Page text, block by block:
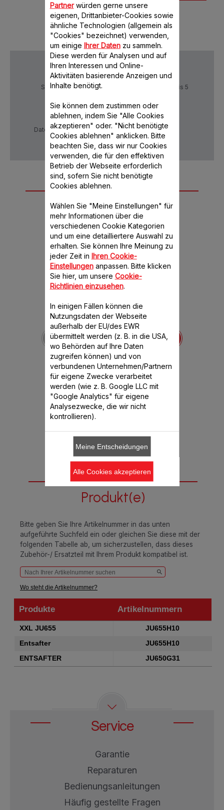
Sichere Zahlung
Lieferzeiten: 4 bis 5
Datenschutzrichtlinie AGB
Weiteres
empfohlenes
Zubehör
Fuß x4 SS-192620
Leiser und vibrationsfreier
Betrieb Ihrer Geräte!
Verfügbare Menge.
€ 3,99
In den Warenkorb legen
Passend für 3
Produkt(e)
Bitte geben Sie Ihre Artikelnummer in das unten
aufgeführte Suchfeld ein oder gleichen Sie diese mit der
folgenden Tabelle ab, um sicherzustellen, dass dieses
Zubehör-/ Ersatzteil mit Ihrem Produkt kompatibel ist.
Wo steht die Artikelnummer?
Produkte
Artikelnummern
Produkte
Artikelnummern
XXL JU655
JU655H10
Entsafter
JU655H10
ENTSAFTER
JU650G31
Service
Garantie
Reparaturen
Bedienungsanleitungen
Häufig gestellte Fragen
Partnerwürden gerne unsere
eigenen, Drittanbieter-Cookies sowie
ähnliche Technologien (allgemein als
"Cookies" bezeichnet) verwenden,
um einige Ihrer Datenzu sammeln.
Diese werden für Analysen und auf
Ihren Interessen und Online-
Aktivitäten basierende Anzeigen und
Inhalte benötigt.
Sie können dem zustimmen oder
ablehnen, indem Sie "Alle Cookies
akzeptieren" oder. "Nicht benötigte
Cookies ablehnen" anklicken. Bitte
beachten Sie, dass wir nur Cookies
verwenden, die für den effektiven
Betrieb der Webseite erforderlich
sind, sofern Sie nicht benötigte
Cookies ablehnen.
Wählen Sie "Meine Einstellungen" für
mehr Informationen über die
verschiedenen Cookie Kategorien
und um eine detailliertere Auswahl zu
erhalten. Sie können Ihre Meinung zu
jeder Zeit in Ihren Cookie-
Einstellungenanpassen. Bitte klicken
Sie hier, um unsere Cookie-
Richtlinien einzusehen.
In einigen Fällen können die
Nutzungsdaten der Webseite
außerhalb der EU/des EWR
übermittelt werden (z. B. in die USA,
wo Behörden auf Ihre Daten
zugreifen können) und von
verbundenen Unternehmen/Partnern
für eigene Zwecke verarbeitet
werden (wie z. B. Google LLC mit
"Google Analytics" für eigene
Analysezwecke, die wir nicht
kontrollieren).
Meine Entscheidungen
Alle Cookies akzeptieren